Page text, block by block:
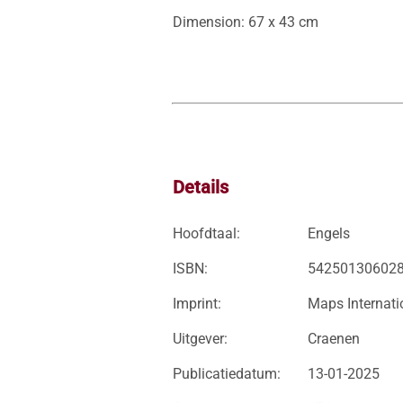
Dimension: 67 x 43 cm
Details
Hoofdtaal: Engels
ISBN:
Imprint: Maps
Uitgever: Craenen
Publicatiedatum: 13-01-2025